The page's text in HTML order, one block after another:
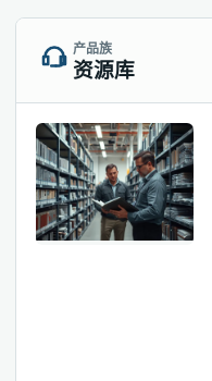
产品族
资源库